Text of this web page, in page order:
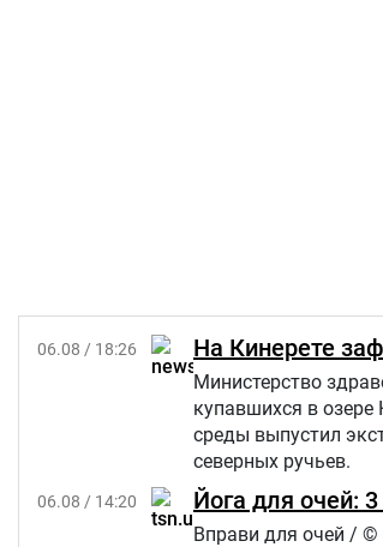
06.08 / 18:26 На Кинерете
Министерство
купавшихся в
среды выпустил
северных ручьев.
06.08 / 14:20 Йога для очей:
Вправи для очей / ©